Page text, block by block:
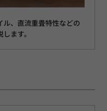
ル、直流重畳特性などの
ます。